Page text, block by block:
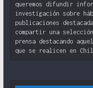
queremos difundir
investigación sobre
publicaciones
compartir una
prensa destacando
que se realicen en